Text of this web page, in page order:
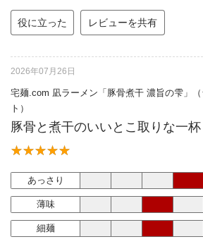
役に立った レビューを共有
2026年07月26日
宅麺.com 凪ラーメン「豚骨煮干 濃旨の雫」
ト）
豚骨と煮干のいいとこ取りな一杯
あっさり
薄味
細麺